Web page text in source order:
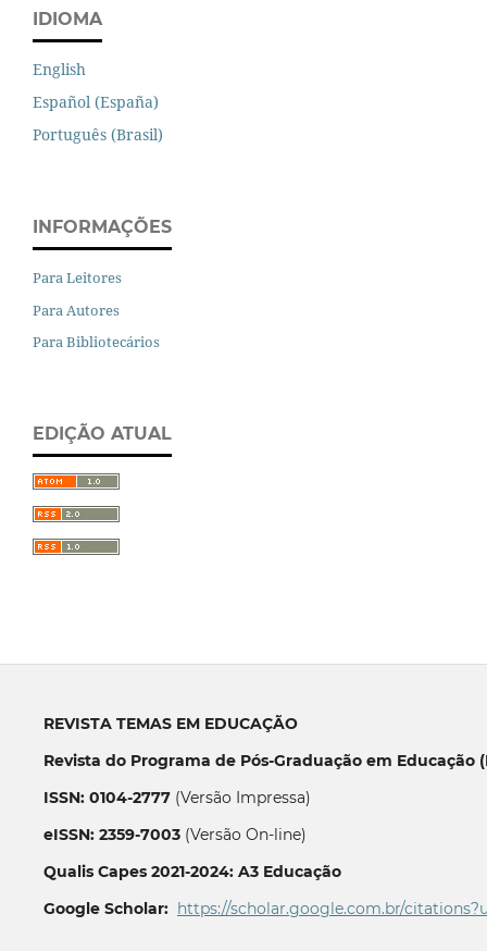
IDIOMA
English
Español (España)
Português (Brasil)
INFORMAÇÕES
Para Leitores
Para Autores
Para Bibliotecários
EDIÇÃO ATUAL
REVISTA TEMAS EM EDUCAÇÃO
Revista do Programa de Pós-Graduação em Educação
ISSN: 0104-2777(Versão Impressa)
eISSN: 2359-7003(Versão On-line)
Qualis Capes 2021-2024: A3 Educação
Google Scholar: https://scholar.google.com.br/